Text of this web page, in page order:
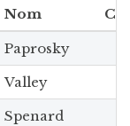
Nom
Paprosky
Valley
Spenard